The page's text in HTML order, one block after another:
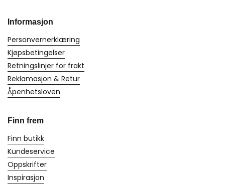
Informasjon
Personvernerklæring
Kjøpsbetingelser
Retningslinjer for frakt
Reklamasjon & Retur
Åpenhetsloven
Finn frem
Finn butikk
Kundeservice
Oppskrifter
Inspirasjon